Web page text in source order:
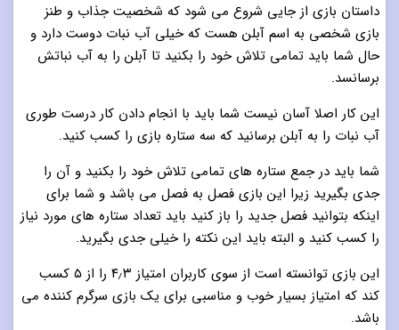
داستان بازی از جایی شروع می شود که شخصیت جذاب و طنز
بازی شخصی به اسم آبلن هست که خیلی آب نبات دوست دارد و
حال شما باید تمامی تلاش خود را بکنید تا آبلن را به آب نباتش
برسانسد.
این کار اصلا آسان نیست شما باید با انجام دادن کار درست طوری
آب نبات را به آبلن برسانید که سه ستاره بازی را کسب کنید.
شما باید در جمع ستاره های تمامی تلاش خود را بکنید و آن را
جدی بگیرید زیرا این بازی فصل به فصل می باشد و شما برای
اینکه بتوانید فصل جدید را باز کنید باید تعداد ستاره های مورد نیاز
را کسب کنید و البته باید این نکته را خیلی جدی بگیرید.
این بازی توانسته است از سوی کاربران امتیاز ۴٫۳ را از ۵ کسب
کند که امتیاز بسیار خوب و مناسبی برای یک بازی سرگرم کننده می
باشد.